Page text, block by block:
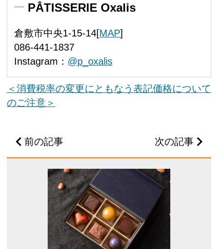
PÂTISSERIE Oxalis
倉敷市中央1-15-14[MAP]
086-441-1837
Instagram： @p_oxalis
＜消費税率の変更にともなう表記価格について
のご注意＞
前の記事 次の記事